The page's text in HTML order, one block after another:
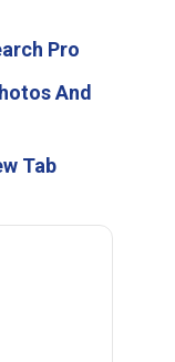
Pro
And
Tab